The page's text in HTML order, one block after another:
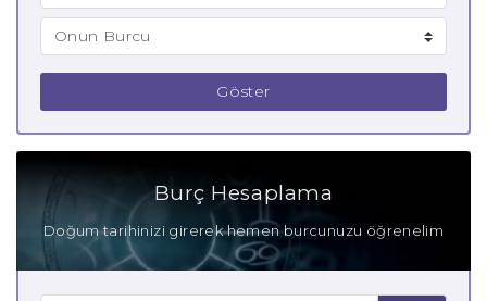
Göster
Burç Hesaplama
Doğum tarihinizi girerek hemen burcunuzu öğrenelim